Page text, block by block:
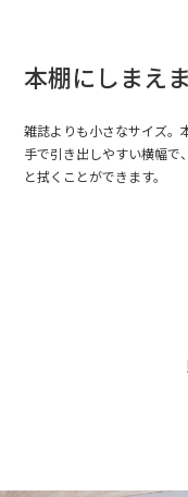
本棚にしまえ
雑誌よりも小さなサイズ。
手で引き出しやすい横幅で
と拭くことができます。